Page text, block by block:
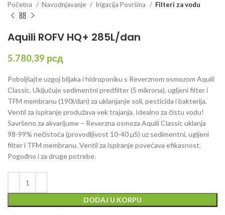
Početna Navodnjavanje Irigacija Površina Filteri za vodu
Aquili ROFV HQ+ 285L/dan
5.780,39 рсд
Poboljšajte uzgoj biljaka i hidroponiku s Reverznom osmozom Aquili
Classic. Uključuje sedimentni predfilter (5 mikrona), ugljeni filter i
TFM membranu (190l/dan) za uklanjanje soli, pesticida i bakterija.
Ventil za ispiranje produžava vek trajanja. Idealno za čistu vodu!
Savršeno za akvarijume – Reverzna osmoza Aquili Classicuklanja
98-99% nečistoća (provodljivost 10-40 µS) uz sedimentni, ugljeni
filter i TFM membranu. Ventil za ispiranje povećava efikasnost.
Pogođno i za druge potrebe.
DODAJ U KORPU